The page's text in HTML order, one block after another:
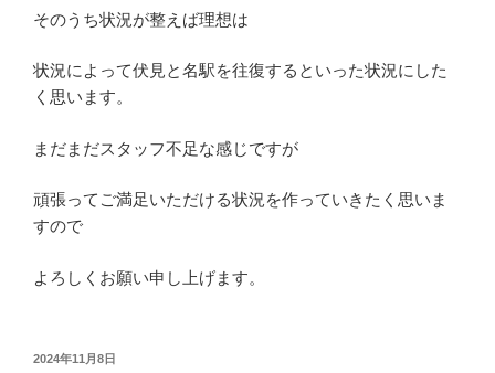
そのうち状況が整えば理想は
状況によって伏見と名駅を往復するといった状況にした
く思います。
まだまだスタッフ不足な感じですが
頑張ってご満足いただける状況を作っていきたく思いま
すので
よろしくお願い申し上げます。
投
2024年11月8日